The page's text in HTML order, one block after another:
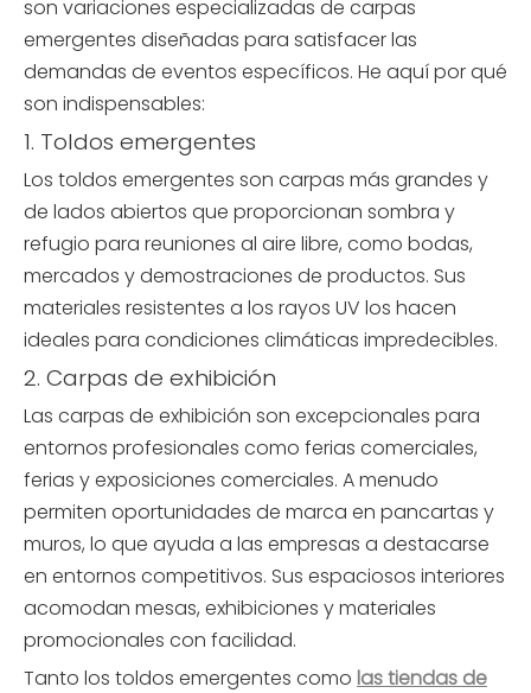
son variaciones especializadas de carpas
emergentes diseñadas para satisfacer las
demandas de eventos específicos. He aquí por qué
son indispensables:
1. Toldos emergentes
Los toldos emergentes son carpas más grandes y
de lados abiertos que proporcionan sombra y
refugio para reuniones al aire libre, como bodas,
mercados y demostraciones de productos. Sus
materiales resistentes a los rayos UV los hacen
ideales para condiciones climáticas impredecibles.
2. Carpas de exhibición
Las carpas de exhibición son excepcionales para
entornos profesionales como ferias comerciales,
ferias y exposiciones comerciales. A menudo
permiten oportunidades de marca en pancartas y
muros, lo que ayuda a las empresas a destacarse
en entornos competitivos. Sus espaciosos interiores
acomodan mesas, exhibiciones y materiales
promocionales con facilidad.
Tanto los toldos emergentes como las tiendas de